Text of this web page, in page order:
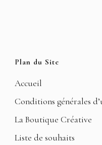
Plan du Site
Accueil
Conditions générales
La Boutique Créative
Liste de souhaits